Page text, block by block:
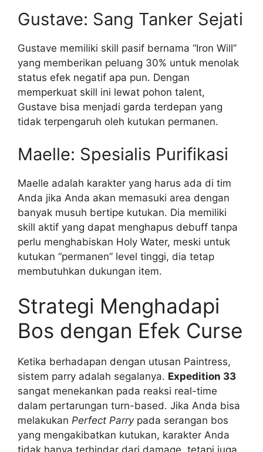
Gustave: Sang Tanker Sejati
Gustave memiliki skill pasif bernama “Iron Will”
yang memberikan peluang 30% untuk menolak
status efek negatif apa pun. Dengan
memperkuat skill ini lewat pohon talent,
Gustave bisa menjadi garda terdepan yang
tidak terpengaruh oleh kutukan permanen.
Maelle: Spesialis Purifikasi
Maelle adalah karakter yang harus ada di tim
Anda jika Anda akan memasuki area dengan
banyak musuh bertipe kutukan. Dia memiliki
skill aktif yang dapat menghapus debuff tanpa
perlu menghabiskan Holy Water, meski untuk
kutukan “permanen” level tinggi, dia tetap
membutuhkan dukungan item.
Strategi Menghadapi
Bos dengan Efek Curse
Ketika berhadapan dengan utusan Paintress,
sistem parry adalah segalanya. Expedition 33
sangat menekankan pada reaksi real-time
dalam pertarungan turn-based. Jika Anda bisa
melakukan Perfect Parrypada serangan bos
yang mengakibatkan kutukan, karakter Anda